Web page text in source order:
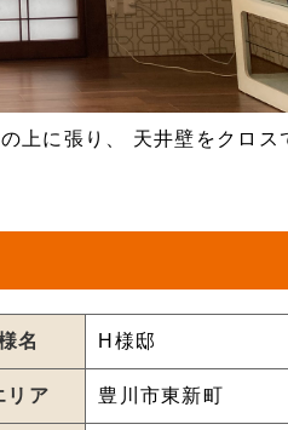
上に張り、 天井壁をクロス
名 H様邸
リア 豊川市東新町